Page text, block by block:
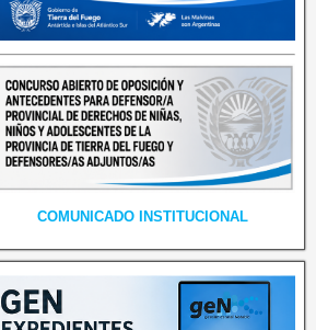
COMUNICADO INSTITUCIONAL